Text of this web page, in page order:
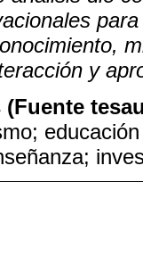
y
(Fuente